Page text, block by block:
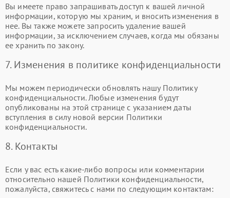
Вы имеете право запрашивать доступ к вашей личной
информации, которую мы храним, и вносить изменения в
нее. Вы также можете запросить удаление вашей
информации, за исключением случаев, когда мы обязаны
ее хранить по закону.
7. Изменения в политике конфиденциальности
Мы можем периодически обновлять нашу Политику
конфиденциальности. Любые изменения будут
опубликованы на этой странице с указанием даты
вступления в силу новой версии Политики
конфиденциальности.
8. Контакты
Если у вас есть какие-либо вопросы или комментарии
относительно нашей Политики конфиденциальности,
пожалуйста, свяжитесь с нами по следующим контактам: